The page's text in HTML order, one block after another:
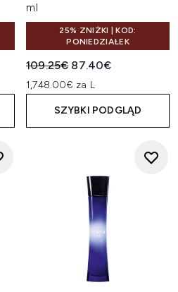
ml
25% ZNIŻKI | KOD:
PONIEDZIAŁEK
Sugerowana cena
109.25€ Aktualna cena:
87.40€
1,748.00€ za L
SZYBKI PODGLĄD